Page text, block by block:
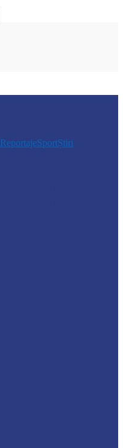
ReportajeSportȘtiri